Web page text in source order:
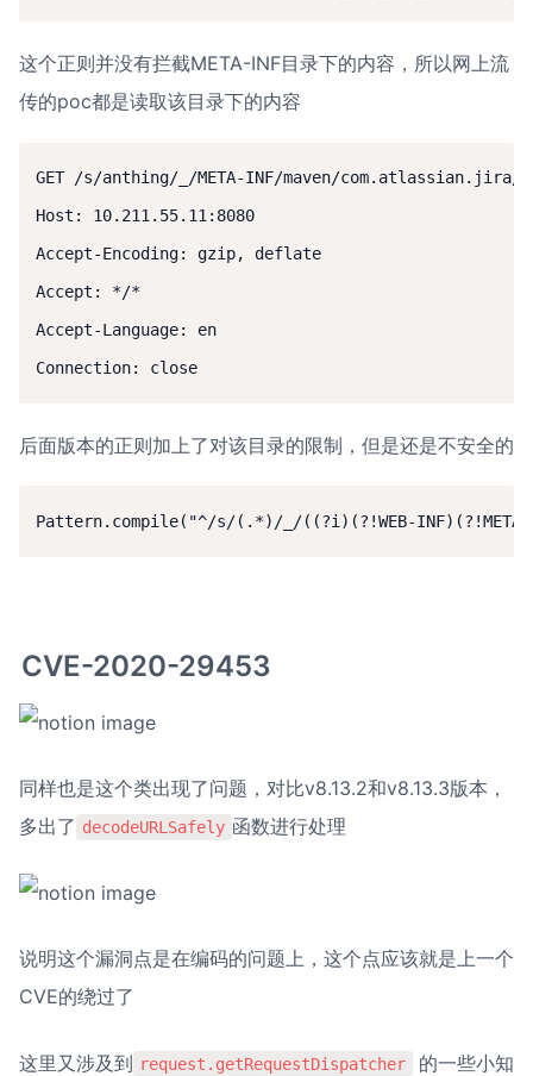
这个正则并没有拦截META-INF目录下的内容，所以网上流
传的poc都是读取该目录下的内容
GET /s/anthing/_/META-INF/maven/com.atlassian.jira/
Host: 10.211.55.11:8080
Accept-Encoding: gzip, deflate
Accept: */*
Accept-Language: en
Connection: close
后面版本的正则加上了对该目录的限制，但是还是不安全的
Pattern.compile("^/s/(.*)/_/((?i)(?!WEB-
CVE-2020-29453
同样也是这个类出现了问题，对比v8.13.2和v8.13.3版本，
多出了 decodeURLSafely 函数进行处理
说明这个漏洞点是在编码的问题上，这个点应该就是上一个
CVE的绕过了
这里又涉及到 request.getRequestDispatcher
的一些小知